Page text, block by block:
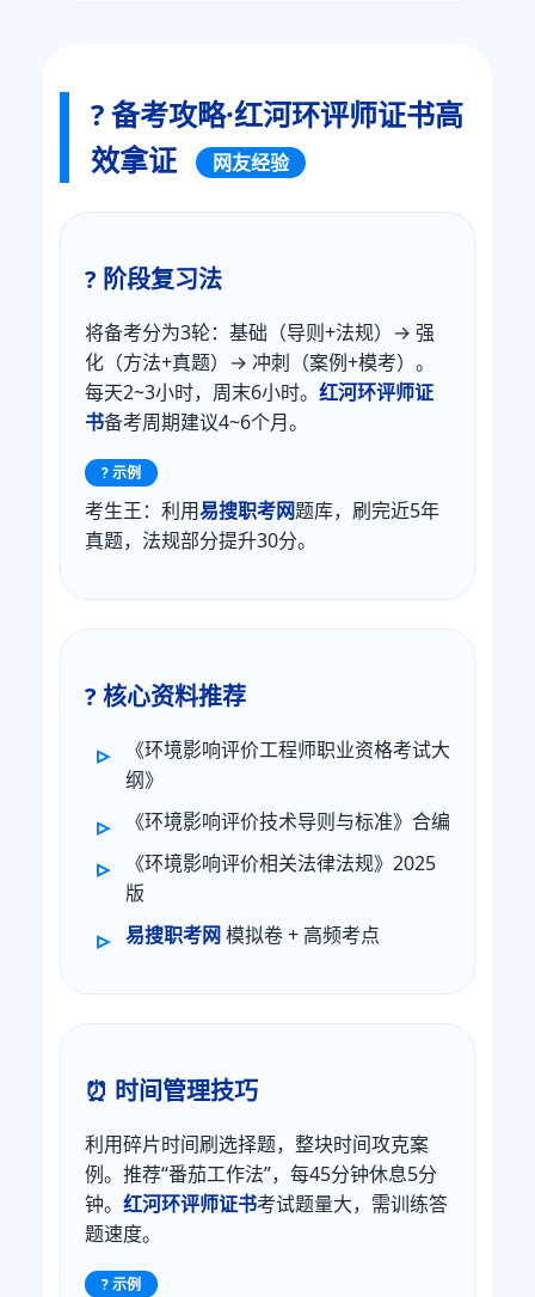
? 备考攻略·红河环评师证书高
效拿证
网友经验
? 阶段复习法
将备考分为3轮：基础（导则+法规）→ 强
化（方法+真题）→ 冲刺（案例+模考）。
每天2~3小时，周末6小时。 红河环评师证
书备考周期建议4~6个月。
? 示例
考生王：利用易搜职考网题库，刷完近5年
真题，法规部分提升30分。
? 核心资料推荐
《环境影响评价工程师职业资格考试大
纲》
《环境影响评价技术导则与标准》合编
《环境影响评价相关法律法规》2025
版
易搜职考网模拟卷 + 高频考点
⏰ 时间管理技巧
利用碎片时间刷选择题，整块时间攻克案
例。推荐“番茄工作法”，每45分钟休息5分
钟。 红河环评师证书考试题量大，需训练答
题速度。
? 示例